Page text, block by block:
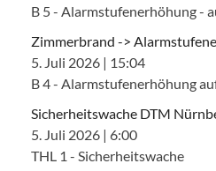
B 5 - Alarmstufenerhöhung -
Zimmerbrand ->
5. Juli 2026 | 15:04
B 4 - Alarmstufenerhöhung
Sicherheitswache DTM
5. Juli 2026 | 6:00
THL 1 - Sicherheitswache